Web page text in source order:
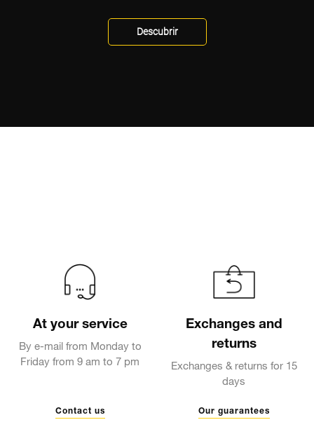
By e-mail from Monday to
Friday from 9 am to 7 pm
returns
Exchanges & returns for 15
days